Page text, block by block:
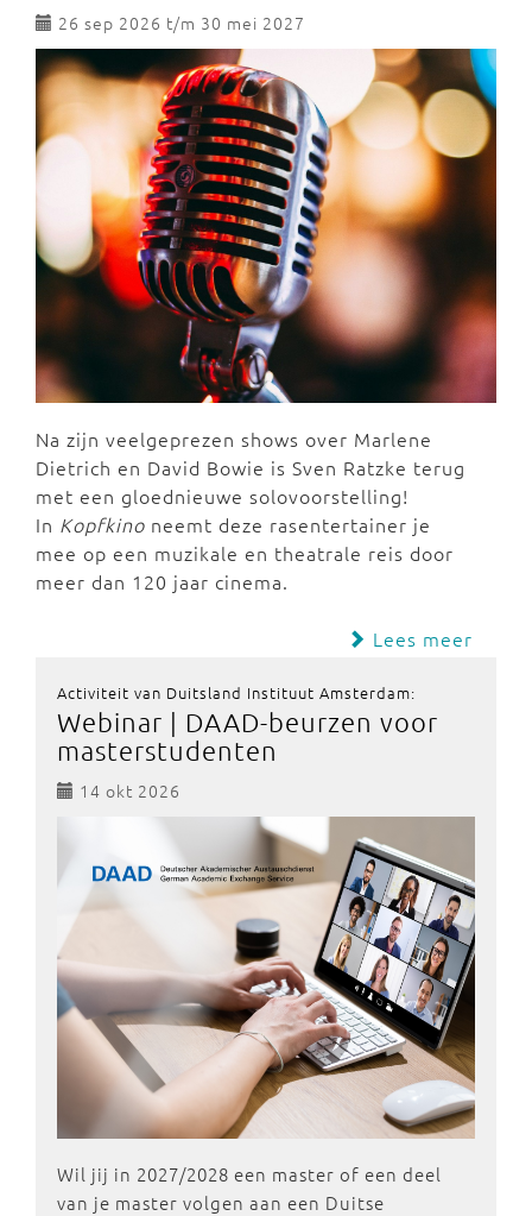
26 sep 2026 t/m 30 mei 2027
Na zijn veelgeprezen shows over Marlene
Dietrich en David Bowie is Sven Ratzke terug
met een gloednieuwe solovoorstelling!
In Kopfkino neemt deze rasentertainer je
mee op een muzikale en theatrale reis door
meer dan 120 jaar cinema.
Lees meer
Activiteit van Duitsland Instituut Amsterdam:
Webinar | DAAD-beurzen voor
masterstudenten
14 okt 2026
Wil jij in 2027/2028 een master of een deel
van je master volgen aan een Duitse